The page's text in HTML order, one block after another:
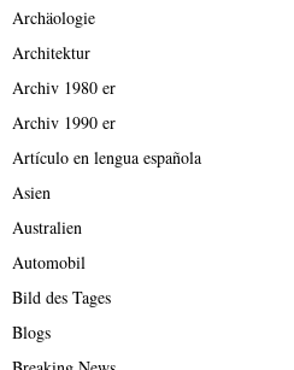
Archäologie
Architektur
Archiv 1980 er
Archiv 1990 er
Artículo en lengua española
Asien
Australien
Automobil
Bild des Tages
Blogs